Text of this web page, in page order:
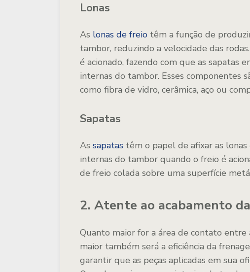
Lonas
As lonas de freio têm a função de
tambor, reduzindo a velocidade das
é acionado, fazendo com que as sapatas
internas do tambor. Esses componentes
como fibra de vidro, cerâmica, aço ou
Sapatas
As sapatas têm o papel de afixar as
internas do tambor quando o freio é
de freio colada sobre uma superfície
2. Atente ao acabamento
Quanto maior for a área de contato
maior também será a eficiência da
garantir que as peças aplicadas em sua